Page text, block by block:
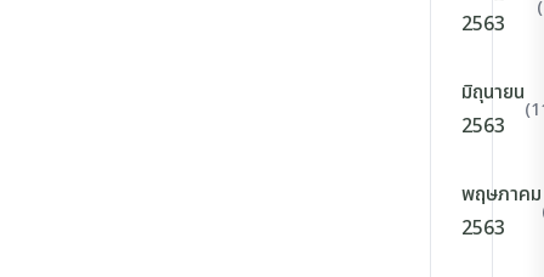
2563
มิถุนายน
2563
พฤษภาคม
2563